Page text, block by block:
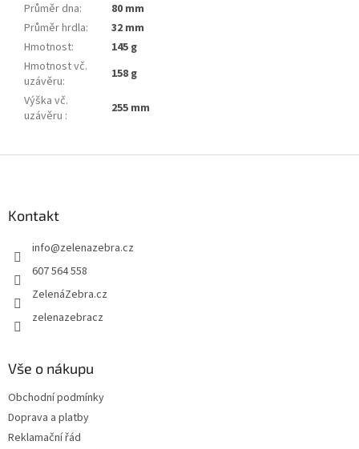
Průměr dna:
80 mm
Průměr hrdla:
32 mm
Hmotnost:
145 g
Hmotnost vč.
uzávěru:
158 g
Výška vč.
uzávěru : 255 mm
Kontakt
info@zelenazebra.cz
607 564 558
ZelenáZebra.cz
zelenazebracz
Vše o nákupu
Obchodní podmínky
Doprava a platby
Reklamační řád